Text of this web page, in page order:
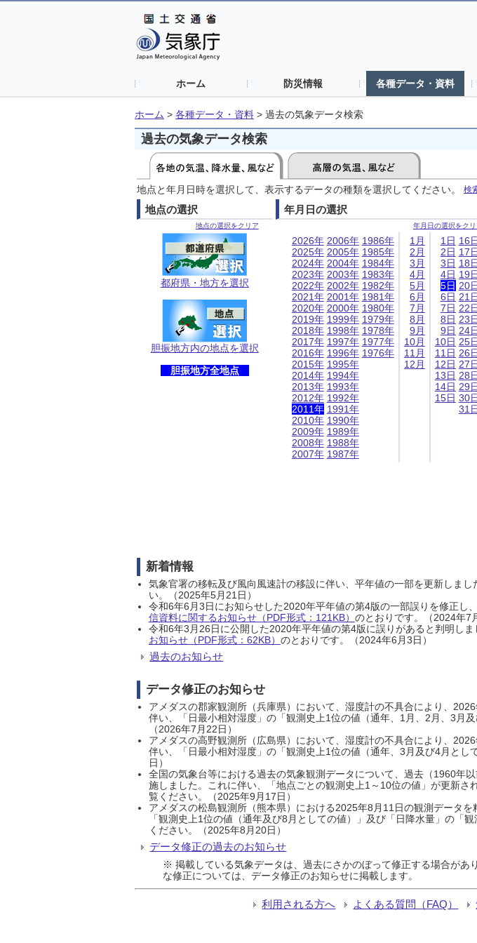
ホーム 防災情報 各種データ・資料
ホーム > 各種データ・資料 > 過去の気象データ検索
過去の気象データ検索
地点と年月日時を選択して、表示するデータの種類を選択してください。 検
地点の選択
地点の選択をクリア
都府県・地方を選択
胆振地方内の地点を選択
胆振地方全地点
年月日の選択
年月日の選択をクリ
2026年
2025年
2024年
2023年
2022年
2021年
2020年
2019年
2018年
2017年
2016年
2015年
2014年
2013年
2012年
2011年
2010年
2009年
2008年
2007年
2006年
2005年
2004年
2003年
2002年
2001年
2000年
1999年
1998年
1997年
1996年
1995年
1994年
1993年
1992年
1991年
1990年
1989年
1988年
1987年
1986年
1985年
1984年
1983年
1982年
1981年
1980年
1979年
1978年
1977年
1976年
1月
2月
3月
4月
5月
6月
7月
8月
9月
10月
11月
12月
1日
2日
3日
4日
5日
6日
7日
8日
9日
10日
11日
12日
13日
14日
15日
16
17
18
19
20
21
22
23
24
25
26
27
28
29
30
31
新着情報
気象官署の移転及び風向風速計の移設に伴い、平年値の一部を更新しまし
い。（2025年5月21日）
令和6年6月3日にお知らせした2020年平年値の第4版の一部誤りを修正
信資料に関するお知らせ（PDF形式：121KB） のとおりです。（2024年7
令和6年3月26日に公開した2020年平年値の第4版に誤りがあると判明し
お知らせ（PDF形式：62KB） のとおりです。（2024年6月3日）
過去のお知らせ
データ修正のお知らせ
アメダスの郡家観測所（兵庫県）において、湿度計の不具合により、
伴い、「日最小相対湿度」の「観測史上1位の値（通年、1月、2月、3月
（2026年7月22日）
アメダスの高野観測所（広島県）において、湿度計の不具合により、
伴い、「日最小相対湿度」の「観測史上1位の値（通年、3月及び4月と
日）
全国の気象台等における過去の気象観測データについて、過去（1960年
施しました。これに伴い、「地点ごとの観測史上1～10位の値」が更新さ
覧ください。（2025年9月17日）
アメダスの松島観測所（熊本県）における2025年8月11日の観測データ
「観測史上1位の値（通年及び8月としての値）」及び「日降水量」の「
ください。（2025年8月20日）
データ修正の過去のお知らせ
※ 掲載している気象データは、過去にさかのぼって修正する場合が
な修正については、データ修正のお知らせに掲載します。
利用される方へ よくある質問（FAQ）